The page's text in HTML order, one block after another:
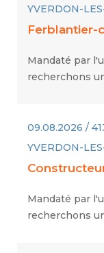
YVERDON-
Ferblantier-
Mandaté par
recherchons
09.08.2026 /
YVERDON-
Mandaté par
recherchons